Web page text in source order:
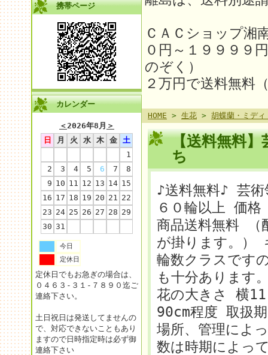
携帯ページ
カレンダー
＜2026年8月 ＞
日
月 火 水 木 金
土
1
2
3 4 5 6 7
8
9 10 11 12 13 14 15
16 17 18 19 20 21 22
23 24 25 26 27 28 29
30 31
今日
定休日
定休日でもお急ぎの場合は、
０４６３-３１-７８９０迄ご
連絡下さい。
土日祝日は発送してませんの
で、対応できないこともあり
ますので日時指定時は必ず御
連絡下さい
ＣＡＣショップ湘
０円～１９９９９
のぞく）
２万円で送料無料
HOME > 生花 > 胡蝶蘭・ミディ
【送料無料
ち
♪送料無料♪ 芸
６０輪以上 価
商品送料無料 （
が掛ります。）
輪数クラスです
も十分あります
花の大きさ 横
90cm程度 取扱
場所、管理によ
数は時期によっ